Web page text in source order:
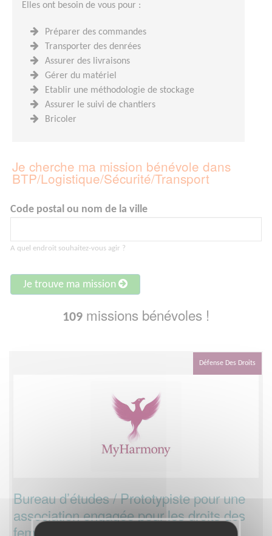
Elles ont besoin de vous pour :
Préparer des commandes
Transporter des denrées
Assurer des livraisons
Gérer du matériel
Etablir une méthodologie de stockage
Assurer le suivi de chantiers
Bricoler
Je cherche ma mission bénévole dans
BTP/Logistique/Sécurité/Transport
Code postal ou nom de la ville
A quel endroit souhaitez-vous agir ?
Je trouve ma mission
109 missions bénévoles !
Défense Des Droits
Bureau d’études / Prototypiste pour une
association engagée pour les droits des
femmes